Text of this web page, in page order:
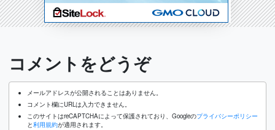
コメントをどうぞ
メールアドレスが公開されることはありません。
コメント欄にURLは入力できません。
このサイトはreCAPTCHAによって保護されており、Googleのプライバシーポリシー
と利用規約が適用されます。